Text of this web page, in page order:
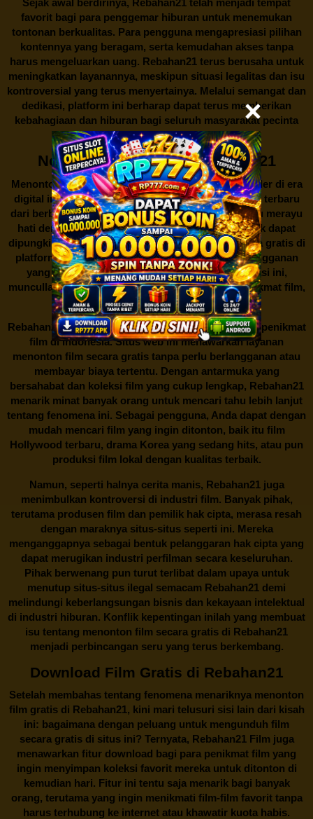
favorit bagi para penggemar hiburan untuk menemukan
tontonan berkualitas. Para pengguna mengapresiasi pilihan
kontennya yang beragam, serta kemudahan akses tanpa
harus mengeluarkan uang. Rebahan21terus berusaha untuk
meningkatkan layanannya, meskipun situasi legalitas dan isu
kontroversial yang terus menyertainya. Melalui semangat dan
dedikasi, platform ini berharap dapat terus memberikan
kebahagiaan dan hiburan bagi seluruh masyarakat pecinta
film dan serial TV di Indonesia.
Nonton Film Gratis di Rebahan21
Menonton film merupakan salah satu hiburan populer di era
digital ini. Banyak orang gemar menikmati film-film terbaru
dari berbagai genre untuk mengisi waktu luang atau merayu
hati dengan kisah yang mengharu biru. Namun, tak dapat
dipungkiri bahwa akses untuk menonton film secara gratis di
platform resmi seringkali memerlukan biaya berlangganan
yang tidak semua orang mampu. Di tengah situasi ini,
muncullah sebuah alternatif menarik bagi para penikmat film,
yaitu Rebahan21.
Rebahan21menjadi bualan hangat di kalangan para penikmat
film di Indonesia. Situs web ini menawarkan layanan
menonton film secara gratis tanpa perlu berlangganan atau
membayar biaya tertentu. Dengan antarmuka yang
bersahabat dan koleksi film yang cukup lengkap, Rebahan21
menarik minat banyak orang untuk mencari tahu lebih lanjut
tentang fenomena ini. Sebagai pengguna, Anda dapat dengan
mudah mencari film yang ingin ditonton, baik itu film
Hollywood terbaru, drama Korea yang sedang hits, atau pun
produksi film lokal dengan kualitas terbaik.
Namun, seperti halnya cerita manis, Rebahan21juga
menimbulkan kontroversi di industri film. Banyak pihak,
terutama produsen film dan pemilik hak cipta, merasa resah
dengan maraknya situs-situs seperti ini. Mereka
menganggapnya sebagai bentuk pelanggaran hak cipta yang
dapat merugikan industri perfilman secara keseluruhan.
Pihak berwenang pun turut terlibat dalam upaya untuk
menutup situs-situs ilegal semacam Rebahan21 demi
melindungi keberlangsungan bisnis dan kekayaan intelektual
di industri hiburan. Konflik kepentingan inilah yang membuat
isu tentang menonton film secara gratis di Rebahan21
menjadi perbincangan seru yang terus berkembang.
Download Film Gratis di Rebahan21
Setelah membahas tentang fenomena menariknya menonton
film gratis di Rebahan21, kini mari telusuri sisi lain dari kisah
ini: bagaimana dengan peluang untuk mengunduh film
secara gratis di situs ini? Ternyata, Rebahan21 Film juga
menawarkan fitur download bagi para penikmat film yang
ingin menyimpan koleksi favorit mereka untuk ditonton di
kemudian hari. Fitur ini tentu saja menarik bagi banyak
orang, terutama yang ingin menikmati film-film favorit tanpa
harus terhubung ke internet atau khawatir kuota habis.